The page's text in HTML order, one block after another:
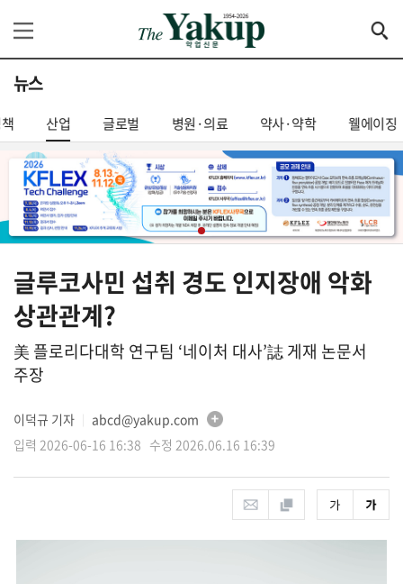
뉴스
산업 글로벌 병원·의료 약사·약학 웰에이징
글루코사민 섭취 경도 인지장애 악화
상관관계?
美 플로리다대학 연구팀 ‘네이처 대사’誌 게재 논문서
주장
이덕규 기자
abcd@yakup.com
입력 2026-06-16 16:38 수정 2026.06.16 16:39